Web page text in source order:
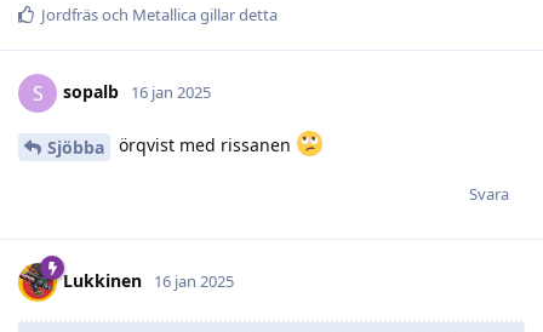
Jordfräsoch Metallicagillar detta
S sopalb 16 jan 2025
Sjöbba örqvist med rissanen
Svara
Lukkinen 16 jan 2025